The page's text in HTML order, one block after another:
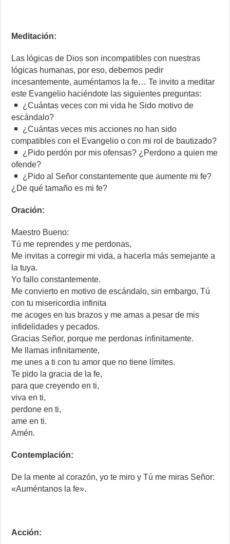
Meditación:
Las lógicas de Dios son incompatibles con nuestras
lógicas humanas, por eso, debemos pedir
incesantemente, auméntamos la fe… Te invito a meditar
este Evangelio haciéndote las siguientes preguntas:
¿Cuántas veces con mi vida he Sido motivo de
escándalo?
¿Cuántas veces mis acciones no han sido
compatibles con el Evangelio o con mi rol de bautizado?
¿Pido perdón por mis ofensas? ¿Perdono a quien me
ofende?
¿Pido al Señor constantemente que aumente mi fe?
¿De qué tamaño es mi fe?
Oración:
Maestro Bueno:
Tú me reprendes y me perdonas,
Me invitas a corregir mi vida, a hacerla más semejante a
la tuya.
Yo fallo constantemente.
Me convierto en motivo de escándalo, sin embargo, Tú
con tu misericordia infinita
me acoges en tus brazos y me amas a pesar de mis
infidelidades y pecados.
Gracias Señor, porque me perdonas infinitamente.
Me llamas infinitamente,
me unes a ti con tu amor que no tiene límites.
Te pido la gracia de la fe,
para que creyendo en ti,
viva en ti,
perdone en ti,
ame en ti.
Amén.
Contemplación:
De la mente al corazón, yo te miro y Tú me miras Señor:
«Auméntanos la fe».
Acción: